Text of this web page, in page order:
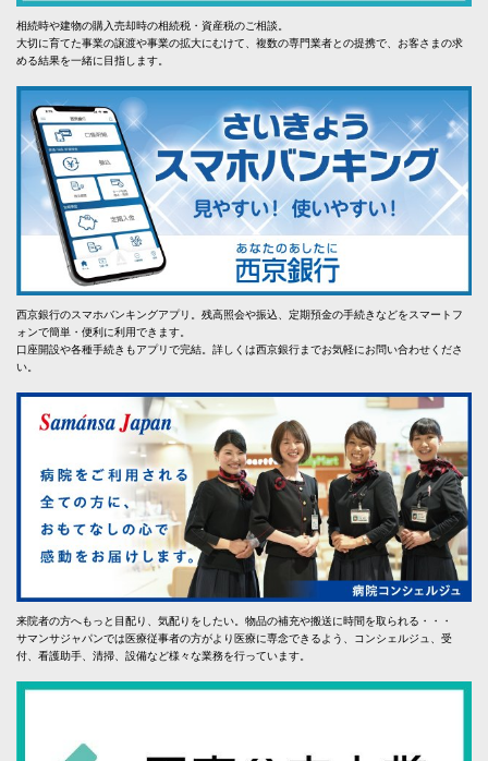
相続時や建物の購入売却時の相続税・資産税のご相談。
大切に育てた事業の譲渡や事業の拡大にむけて、複数の専門業者との提携で、お客さまの求
める結果を一緒に目指します。
西京銀行のスマホバンキングアプリ。残高照会や振込、定期預金の手続きなどをスマートフ
ォンで簡単・便利に利用できます。
口座開設や各種手続きもアプリで完結。詳しくは西京銀行までお気軽にお問い合わせくださ
い。
来院者の方へもっと目配り、気配りをしたい。物品の補充や搬送に時間を取られる・・・
サマンサジャパンでは医療従事者の方がより医療に専念できるよう、コンシェルジュ、受
付、看護助手、清掃、設備など様々な業務を行っています。